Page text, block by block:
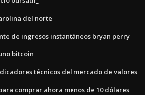
del norte
de ingresos instantáneos bryan perry
bitcoin
técnicos del mercado de valores
comprar ahora menos de 10 dólares